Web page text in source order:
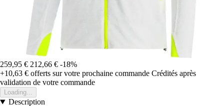
259,95 € 212,66 € -18%
+10,63 € offerts sur votre prochaine commande Crédités après
validation de votre commande
Loading...
Description